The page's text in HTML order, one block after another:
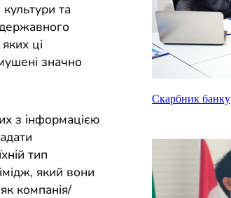
та
ці
значно
з інформацією
тип
який вони
компанія/
Скарбник банку